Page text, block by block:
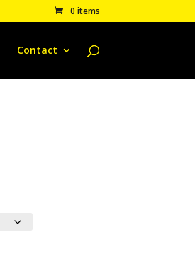
0 items
Contact